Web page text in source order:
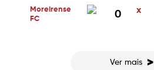
Moreirense
FC
0 x
Ver mais >